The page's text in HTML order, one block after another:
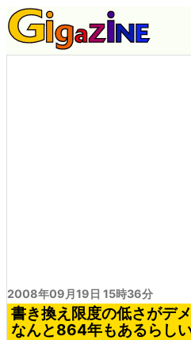
2008年09月19日 15時36分
書き換え限度の低さがデ
なんと864年もあるらし